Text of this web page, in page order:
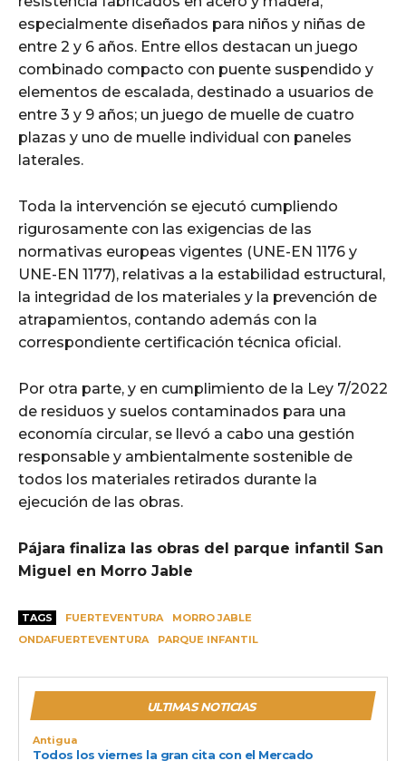
especialmente diseñados para niños y niñas de
entre 2 y 6 años. Entre ellos destacan un juego
combinado compacto con puente suspendido y
elementos de escalada, destinado a usuarios de
entre 3 y 9 años; un juego de muelle de cuatro
plazas y uno de muelle individual con paneles
laterales.
Toda la intervención se ejecutó cumpliendo
rigurosamente con las exigencias de las
normativas europeas vigentes (UNE-EN 1176 y
UNE-EN 1177), relativas a la estabilidad estructural,
la integridad de los materiales y la prevención de
atrapamientos, contando además con la
correspondiente certificación técnica oficial.
Por otra parte, y en cumplimiento de la Ley 7/2022
de residuos y suelos contaminados para una
economía circular, se llevó a cabo una gestión
responsable y ambientalmente sostenible de
todos los materiales retirados durante la
ejecución de las obras.
Pájara finaliza las obras del parque infantil San
Miguel en Morro Jable
TAGS FUERTEVENTURA
MORRO JABLE
ONDAFUERTEVENTURA
PARQUE INFANTIL
ULTIMAS NOTICIAS
Antigua
Todos los viernes la gran cita con el Mercado